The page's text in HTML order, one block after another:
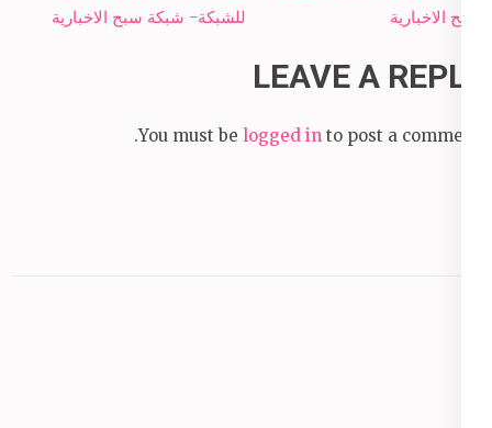
للشبكة- شبكة سبح الاخبارية
سبح الاخبارية
LEAVE A REPLY
You must be logged in to post a comment.